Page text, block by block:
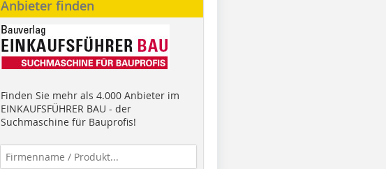
Anbieter finden
Finden Sie mehr als 4.000 Anbieter im
EINKAUFSFÜHRER BAU - der
Suchmaschine für Bauprofis!